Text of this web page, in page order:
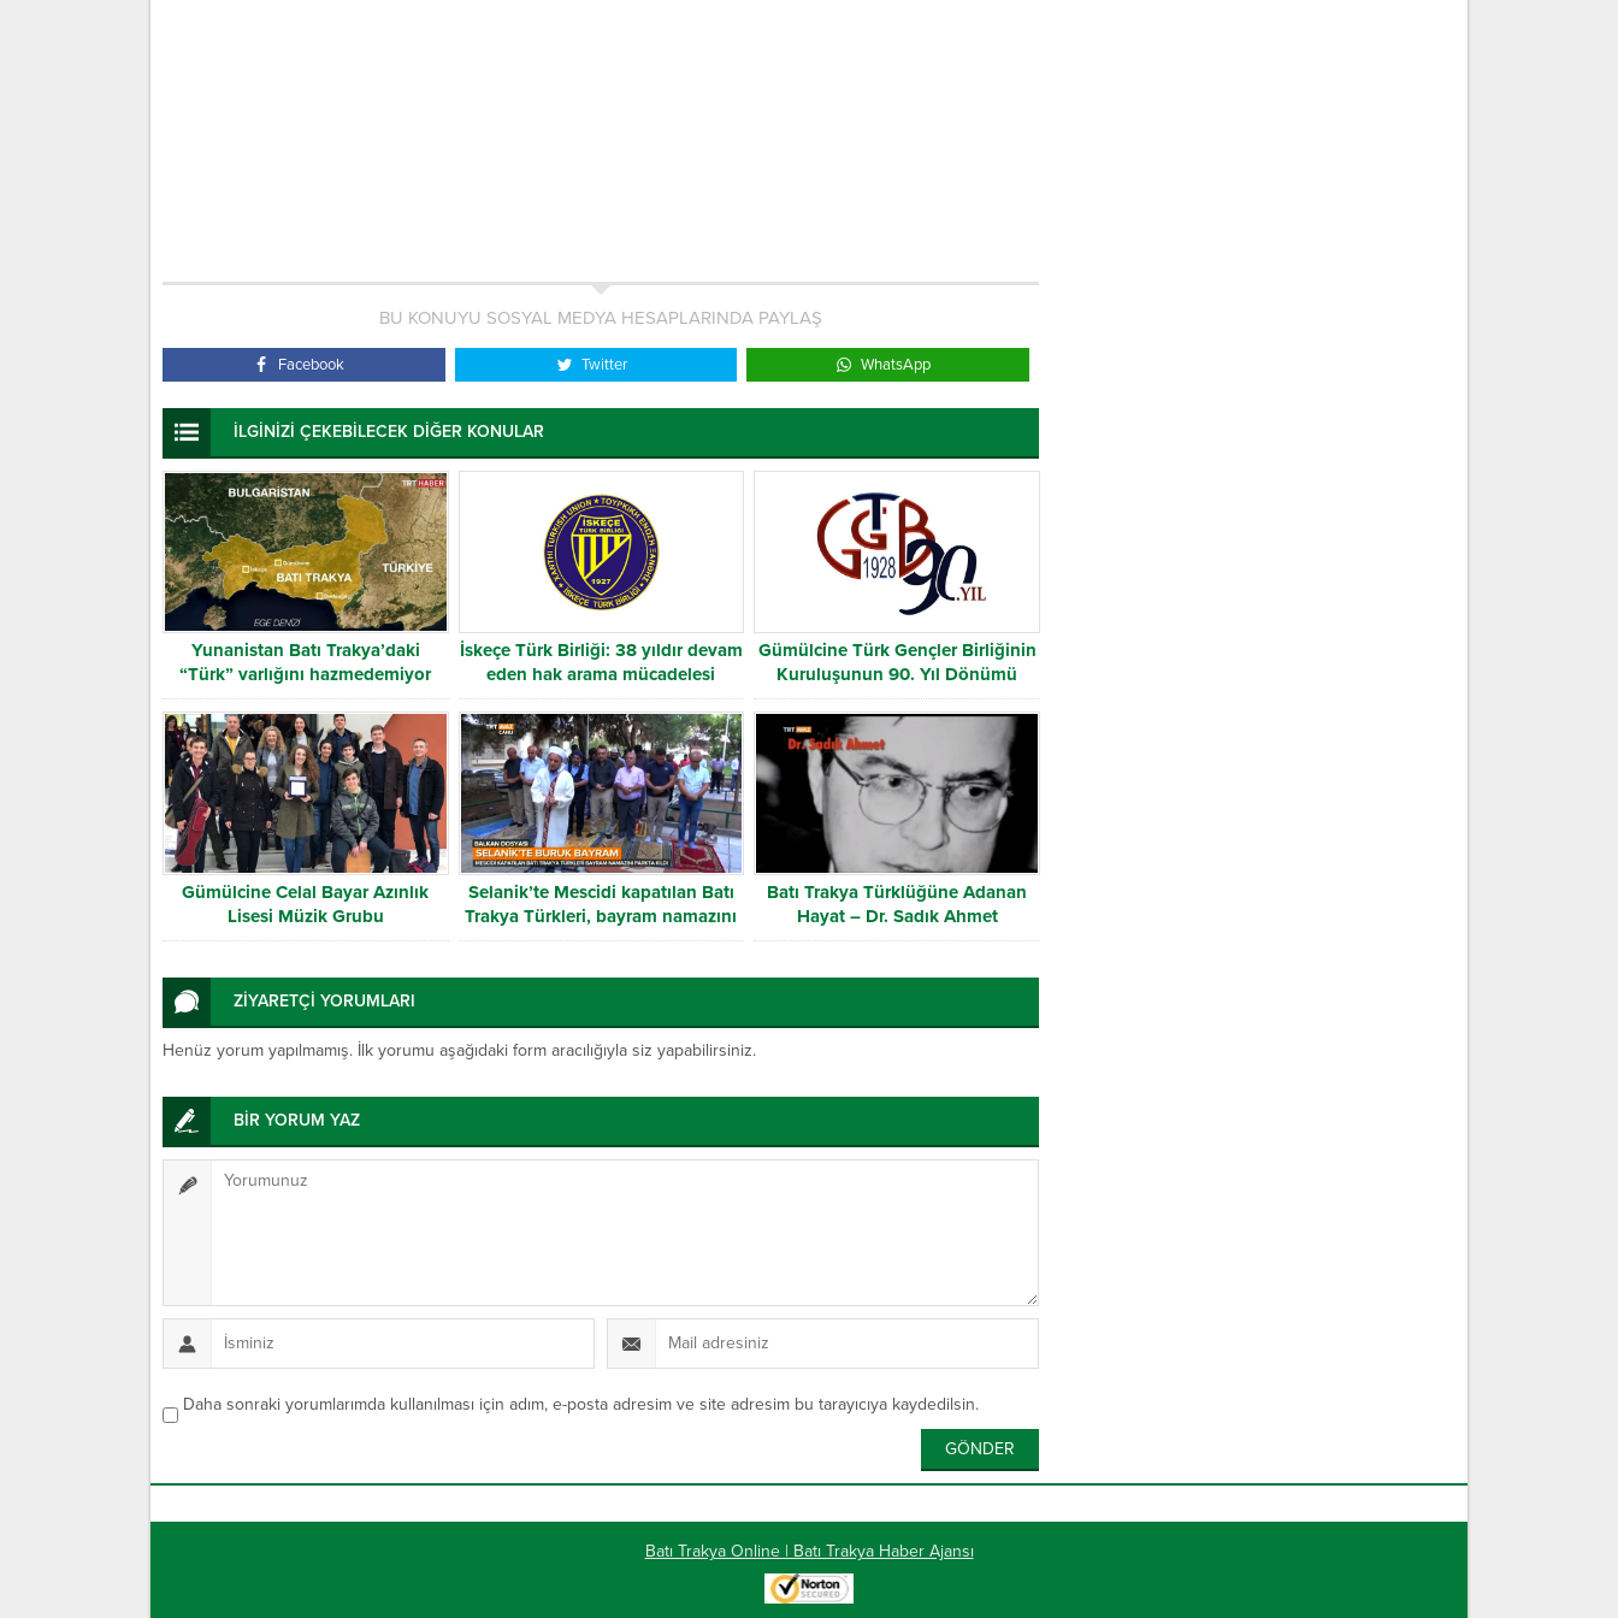
BU KONUYU SOSYAL MEDYA HESAPLARINDA PAYLAŞ
Facebook Twitter WhatsApp
İLGİNİZİ ÇEKEBİLECEK DİĞER KONULAR
Yunanistan Batı Trakya’daki
“Türk” varlığını hazmedemiyor
İskeçe Türk Birliği: 38 yıldır devam
eden hak arama mücadelesi
Gümülcine Türk Gençler Birliğinin
Kuruluşunun 90. Yıl Dönümü
Gümülcine Celal Bayar Azınlık
Lisesi Müzik Grubu
Selanik’te Mescidi kapatılan Batı
Trakya Türkleri, bayram namazını
parkta kıldı
Batı Trakya Türklüğüne Adanan
Hayat – Dr. Sadık Ahmet
ZİYARETÇİ YORUMLARI
Henüz yorum yapılmamış. İlk yorumu aşağıdaki form aracılığıyla siz yapabilirsiniz.
BİR YORUM YAZ
Daha sonraki yorumlarımda kullanılması için adım, e-posta adresim ve site adresim bu tarayıcıya kaydedilsin.
Batı Trakya Online | Batı Trakya Haber Ajansı